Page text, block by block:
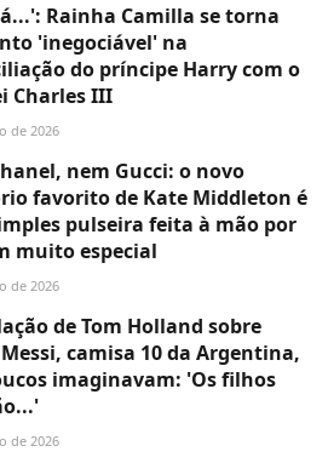
Rainha Camilla se torna
'inegociável' na
do príncipe Harry com o
Charles III
de 2026
nem Gucci: o novo
favorito de Kate Middleton é
pulseira feita à mão por
muito especial
de 2026
de Tom Holland sobre
camisa 10 da Argentina,
imaginavam: 'Os filhos
de 2026